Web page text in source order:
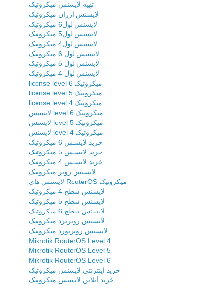
تهیه لایسنس میکروتیک
لایسنس ارزان میکروتیک
لایسنس لول6 میکروتیک
لایسنس لول5 میکروتیک
لایسنس لول4 میکروتیک
لایسنس لول 6 میکروتیک
لایسنس لول 5 میکروتیک
لایسنس لول 4 میکروتیک
license level 6 میکروتیک
license level 5 میکروتیک
license level 4 میکروتیک
لایسنس level 6 میکروتیک
لایسنس level 5 میکروتیک
لایسنس level 4 میکروتیک
خرید لایسنس 6 میکروتیک
خرید لایسنس 5 میکروتیک
خرید لایسنس 4 میکروتیک
لایسنس روتر میکروتیک
لایسنس های RouterOS میکروتیک
لایسنس سطح 4 میکروتیک
لایسنس سطح 5 میکروتیک
لایسنس سطح 6 میکروتیک
لایسنس روتربرد میکروتیک
لایسنس روتربورد میکروتیک
Mikrotik RouterOS Level 4
Mikrotik RouterOS Level 5
Mikrotik RouterOS Level 6
خرید اینترنتی لایسنس میکروتیک
خرید آنلاین لایسنس میکروتیک